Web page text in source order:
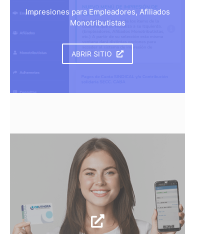
Impresiones para Empleadores, Afiliados
Monotributistas
ABRIR SITIO